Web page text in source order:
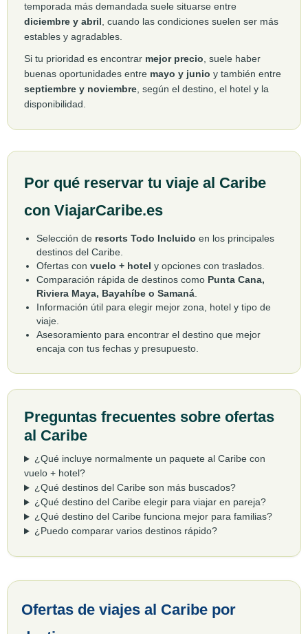
temporada más demandada suele situarse entre
diciembre y abril, cuando las condiciones suelen ser más
estables y agradables.
Si tu prioridad es encontrar mejor precio, suele haber
buenas oportunidades entre mayo y junio y también entre
septiembre y noviembre, según el destino, el hotel y la
disponibilidad.
Por qué reservar tu viaje al Caribe
con ViajarCaribe.es
Selección de resorts Todo Incluido en los principales
destinos del Caribe.
Ofertas con vuelo + hotel y opciones con traslados.
Comparación rápida de destinos como Punta Cana,
Riviera Maya, Bayahíbe o Samaná.
Información útil para elegir mejor zona, hotel y tipo de
viaje.
Asesoramiento para encontrar el destino que mejor
encaja con tus fechas y presupuesto.
Preguntas frecuentes sobre ofertas
al Caribe
¿Qué incluye normalmente un paquete al Caribe con
vuelo + hotel?
¿Qué destinos del Caribe son más buscados?
¿Qué destino del Caribe elegir para viajar en pareja?
¿Qué destino del Caribe funciona mejor para familias?
¿Puedo comparar varios destinos rápido?
Ofertas de viajes al Caribe por